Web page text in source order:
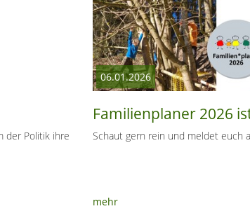
der Politik ihre
06.01.2026
Familienplaner 2026
Schaut gern rein und meldet euch
mehr